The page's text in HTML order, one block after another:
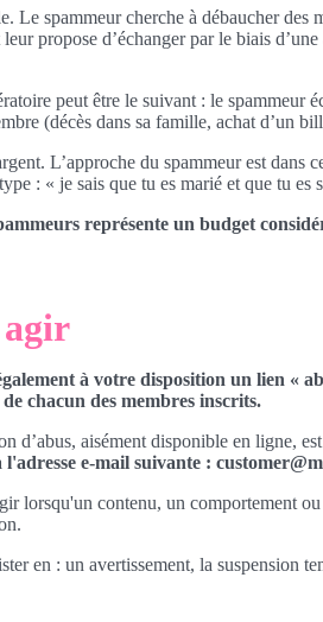
Le spammeur cherche à débaucher
propose d’échanger par le biais
peut être le suivant : le
(décès dans sa famille, achat d’un
L’approche du spammeur est
: « je sais que tu es marié et que tu
représente un budget
agir
à votre disposition un lien «
chacun des membres inscrits.
d’abus, aisément disponible en ligne,
e-mail suivante :
lorsqu'un contenu, un comportement
en : un avertissement, la suspension